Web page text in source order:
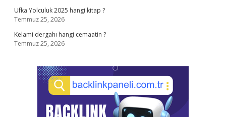
Ufka Yolculuk 2025 hangi kitap ?
Temmuz 25, 2026
Kelami dergahı hangi cemaatin ?
Temmuz 25, 2026